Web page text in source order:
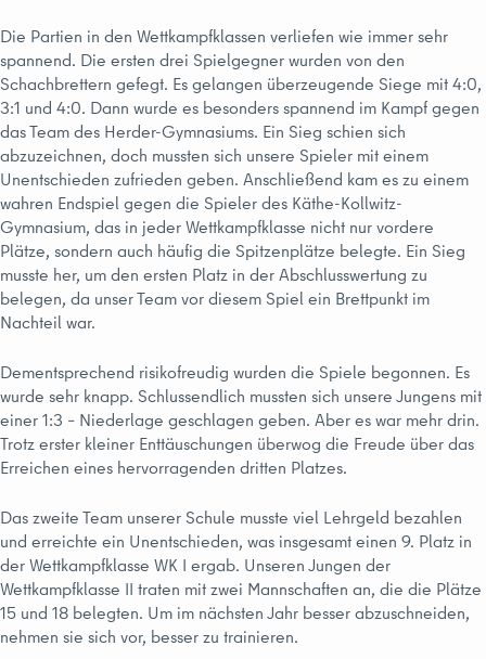
Die Partien in den Wettkampfklassen verliefen wie immer sehr
spannend. Die ersten drei Spielgegner wurden von den
Schachbrettern gefegt. Es gelangen überzeugende Siege mit 4:0,
3:1 und 4:0. Dann wurde es besonders spannend im Kampf gegen
das Team des Herder-Gymnasiums. Ein Sieg schien sich
abzuzeichnen, doch mussten sich unsere Spieler mit einem
Unentschieden zufrieden geben. Anschließend kam es zu einem
wahren Endspiel gegen die Spieler des Käthe-Kollwitz-
Gymnasium, das in jeder Wettkampfklasse nicht nur vordere
Plätze, sondern auch häufig die Spitzenplätze belegte. Ein Sieg
musste her, um den ersten Platz in der Abschlusswertung zu
belegen, da unser Team vor diesem Spiel ein Brettpunkt im
Nachteil war.
Dementsprechend risikofreudig wurden die Spiele begonnen. Es
wurde sehr knapp. Schlussendlich mussten sich unsere Jungens mit
einer 1:3 – Niederlage geschlagen geben. Aber es war mehr drin.
Trotz erster kleiner Enttäuschungen überwog die Freude über das
Erreichen eines hervorragenden dritten Platzes.
Das zweite Team unserer Schule musste viel Lehrgeld bezahlen
und erreichte ein Unentschieden, was insgesamt einen 9. Platz in
der Wettkampfklasse WK I ergab. Unseren Jungen der
Wettkampfklasse II traten mit zwei Mannschaften an, die die Plätze
15 und 18 belegten. Um im nächsten Jahr besser abzuschneiden,
nehmen sie sich vor, besser zu trainieren.